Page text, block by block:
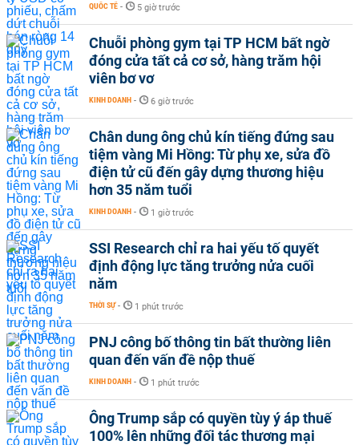
QUỐC TẾ - 5 giờ trước
Chuỗi phòng gym tại TP HCM bất ngờ
đóng cửa tất cả cơ sở, hàng trăm hội
viên bơ vơ
KINH DOANH - 6 giờ trước
Chân dung ông chủ kín tiếng đứng sau
tiệm vàng Mi Hồng: Từ phụ xe, sửa đồ
điện tử cũ đến gây dựng thương hiệu
hơn 35 năm tuổi
KINH DOANH - 1 giờ trước
SSI Research chỉ ra hai yếu tố quyết
định động lực tăng trưởng nửa cuối
năm
THỜI SỰ - 1 phút trước
PNJ công bố thông tin bất thường liên
quan đến vấn đề nộp thuế
KINH DOANH - 1 phút trước
Ông Trump sắp có quyền tùy ý áp thuế
100% lên những đối tác thương mại